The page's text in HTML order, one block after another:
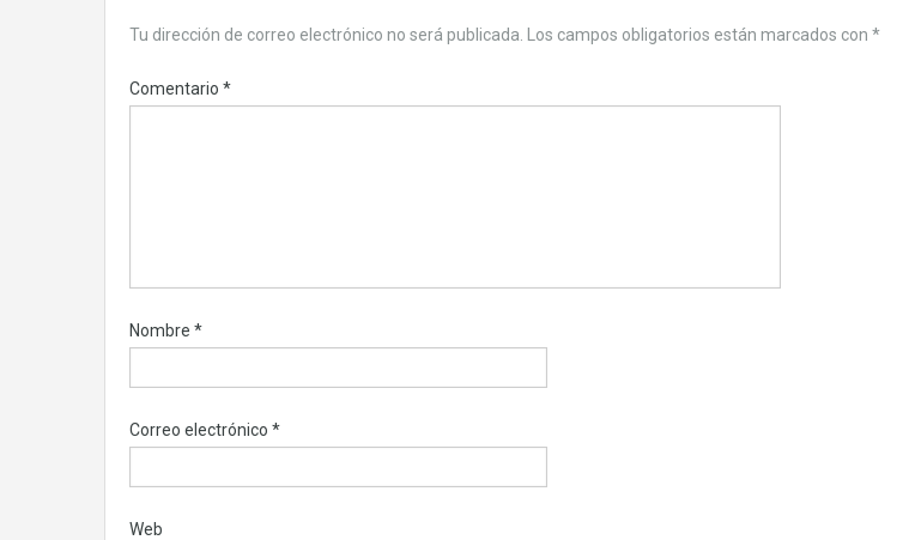
Tu dirección de correo electrónico no será publicada. Los campos obligatorios están marcados con *
Comentario *
Nombre *
Correo electrónico *
Web